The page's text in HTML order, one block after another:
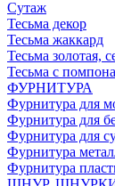
Сутаж
Тесьма декор
Тесьма жаккард
Тесьма золотая,
Тесьма с
ФУРНИТУРА
Фурнитура для
Фурнитура для
Фурнитура для
Фурнитура
Фурнитура